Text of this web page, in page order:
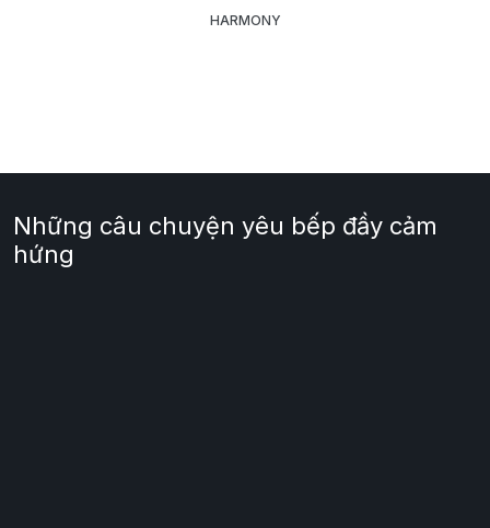
HARMONY
Những câu chuyện yêu bếp đầy cảm
hứng